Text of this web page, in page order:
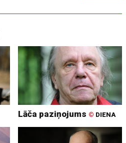
Lāča paziņojums © DIENA